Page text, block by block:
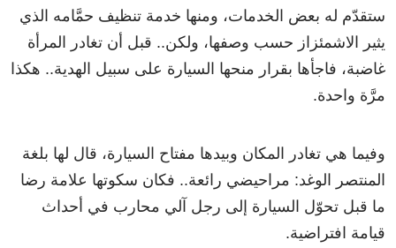
ستقدّم له بعض الخدمات، ومنها خدمة تنظيف حمَّامه الذي
يثير الاشمئزاز حسب وصفها، ولكن.. قبل أن تغادر المرأة
غاضبة، فاجأها بقرار منحها السيارة على سبيل الهدية.. هكذا
مرَّة واحدة.
وفيما هي تغادر المكان وبيدها مفتاح السيارة، قال لها بلغة
المنتصر الوغد: مراحيضي رائعة.. فكان سكوتها علامة رضا
ما قبل تحوّل السيارة إلى رجل آلي محارب في أحداث
قيامة افتراضية.